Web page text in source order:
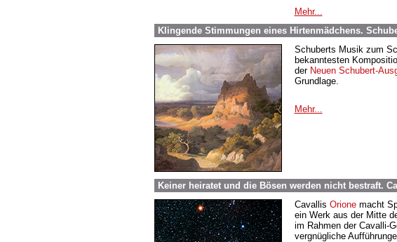
Mehr...
Klingende Stimmungen eines Hirtenmädchens.
Schuberts Musik zum
bekanntesten
derNeuen Schubert-
Grundlage.
Mehr...
Keiner heiratet und die Bösen werden nicht bestraft.
Cavallis Orionemacht
ein Werk aus der Mitte
im Rahmen der Cavalli-
vergnügliche